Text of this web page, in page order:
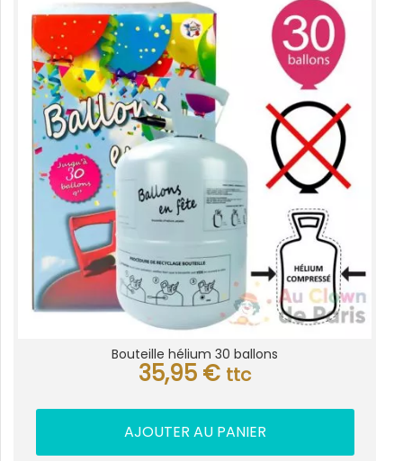
Bouteille hélium 30 ballons
35,95 € ttc
AJOUTER AU PANIER